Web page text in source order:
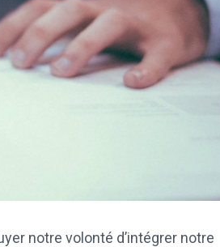
notre volonté d’intégrer notre